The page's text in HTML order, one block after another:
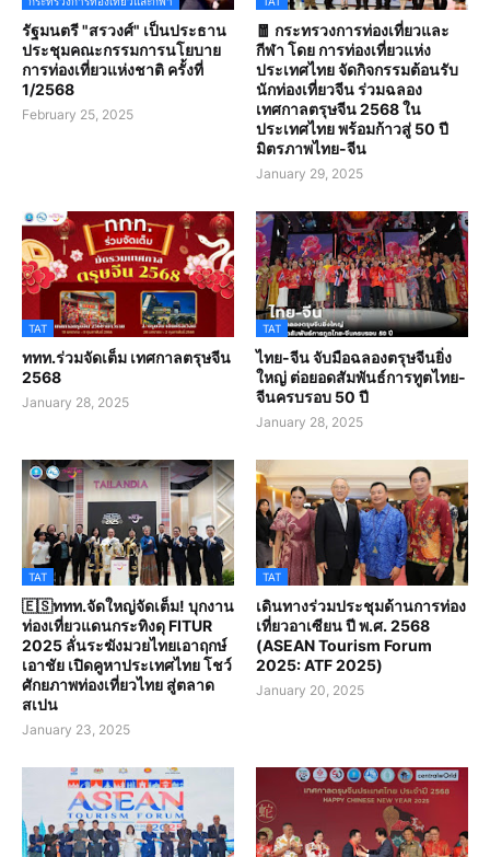
รัฐมนตรี "สรวงศ์" เป็นประธาน
ประชุมคณะกรรมการนโยบาย
การท่องเที่ยวแห่งชาติ ครั้งที่
1/2568
February 25, 2025
🧧 กระทรวงการท่องเที่ยวและ
กีฬา โดย การท่องเที่ยวแห่ง
ประเทศไทย จัดกิจกรรมต้อนรับ
นักท่องเที่ยวจีน ร่วมฉลอง
เทศกาลตรุษจีน 2568 ใน
ประเทศไทย พร้อมก้าวสู่ 50 ปี
มิตรภาพไทย-จีน
January 29, 2025
TAT
ททท.ร่วมจัดเต็ม เทศกาลตรุษจีน
2568
January 28, 2025
TAT
ไทย-จีน จับมือฉลองตรุษจีนยิ่ง
ใหญ่ ต่อยอดสัมพันธ์การทูตไทย-
จีนครบรอบ 50 ปี
January 28, 2025
TAT
🇪🇸ททท.จัดใหญ่จัดเต็ม! บุกงาน
ท่องเที่ยวแดนกระทิงดุ FITUR
2025 ลั่นระฆังมวยไทยเอาฤกษ์
เอาชัย เปิดคูหาประเทศไทย โชว์
ศักยภาพท่องเที่ยวไทย สู่ตลาด
สเปน
January 23, 2025
TAT
เดินทางร่วมประชุมด้านการท่อง
เที่ยวอาเซียน ปี พ.ศ. 2568
(ASEAN Tourism Forum
2025: ATF 2025)
January 20, 2025